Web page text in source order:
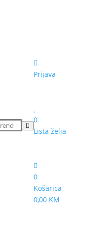
Prijava
0
Lista želja
0
Košarica
0,00 KM